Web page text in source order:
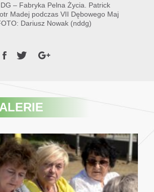
– Fabryka Pelna Życia. Patrick
Madej podczas VII Dębowego Maj
Dariusz Nowak (nddg)